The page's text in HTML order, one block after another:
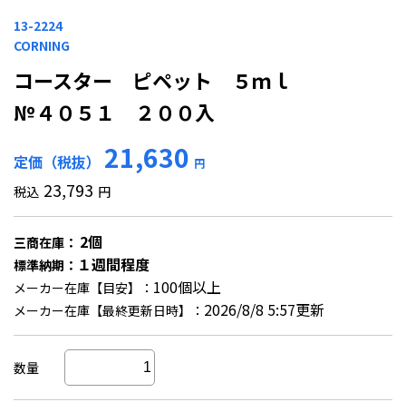
13-2224
CORNING
コースター ピペット ５ｍｌ
№４０５１ ２００入
定価（税抜） 21,630 円
税込 23,793 円
三商在庫： 2個
標準納期： １週間程度
メーカー在庫【目安】： 100個以上
メーカー在庫【最終更新日時】： 2026/8/8 5:57更新
数量